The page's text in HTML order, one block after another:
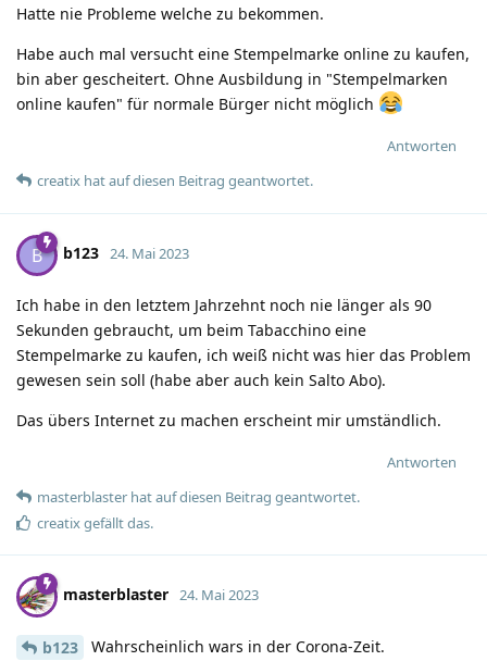
Hatte nie Probleme welche zu bekommen.
Habe auch mal versucht eine Stempelmarke online zu kaufen,
bin aber gescheitert. Ohne Ausbildung in "Stempelmarken
online kaufen" für normale Bürger nicht möglich
Antworten
creatix hatauf diesen Beitrag geantwortet.
B b123 24. Mai 2023
Ich habe in den letztem Jahrzehnt noch nie länger als 90
Sekunden gebraucht, um beim Tabacchino eine
Stempelmarke zu kaufen, ich weiß nicht was hier das Problem
gewesen sein soll (habe aber auch kein Salto Abo).
Das übers Internet zu machen erscheint mir umständlich.
Antworten
masterblaster hatauf diesen Beitrag geantwortet.
creatixgefällt das.
masterblaster 24. Mai 2023
b123
Wahrscheinlich wars in der Corona-Zeit.